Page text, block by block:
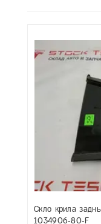
Скло крила
1034906-80-F